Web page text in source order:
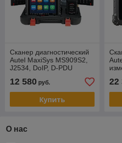
Сканер диагностический
Autel MaxiSys MS909S2,
J2534, DoIP, D-PDU
12 580 руб.
Купить
22
О нас